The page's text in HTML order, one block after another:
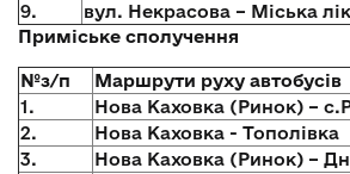
9.
вул. Некрасова – Міська
Приміське сполучення
№з/п
Маршрути руху автобусів
1.
Нова Каховка (Ринок) –
2.
Нова Каховка - Тополівка
3.
Нова Каховка (Ринок) –